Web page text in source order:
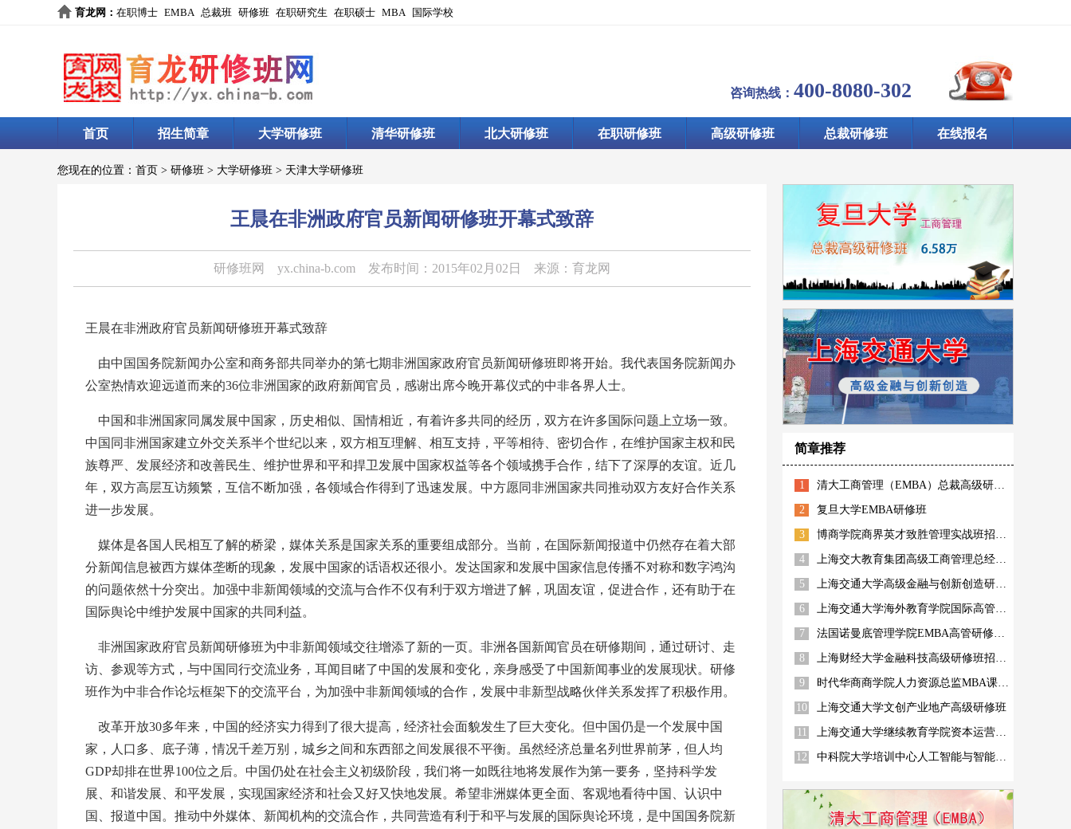
育龙网 ： 在职博士 EMBA 总裁班 研修班 在职研究生 在职硕士 MBA 国际学校
咨询热线： 400-8080-302
首页 招生简章 大学研修班 清华研修班 北大研修班 在职研修班 高级研修班 总裁研修班 在线报名
您现在的位置： 首页 > 研修班 > 大学研修班 > 天津大学研修班
王晨在非洲政府官员新闻研修班开幕式致辞
研修班网 yx.china-b.com 发布时间：2015年02月02日 来源：育龙网
王晨在非洲政府官员新闻研修班开幕式致辞
由中国国务院新闻办公室和商务部共同举办的第七期非洲国家政府官员新闻研修班即将开始。我代表国务院新闻办
公室热情欢迎远道而来的36位非洲国家的政府新闻官员，感谢出席今晚开幕仪式的中非各界人士。
中国和非洲国家同属发展中国家，历史相似、国情相近，有着许多共同的经历，双方在许多国际问题上立场一致。
中国同非洲国家建立外交关系半个世纪以来，双方相互理解、相互支持，平等相待、密切合作，在维护国家主权和民
族尊严、发展经济和改善民生、维护世界和平和捍卫发展中国家权益等各个领域携手合作，结下了深厚的友谊。近几
年，双方高层互访频繁，互信不断加强，各领域合作得到了迅速发展。中方愿同非洲国家共同推动双方友好合作关系
进一步发展。
媒体是各国人民相互了解的桥梁，媒体关系是国家关系的重要组成部分。当前，在国际新闻报道中仍然存在着大部
分新闻信息被西方媒体垄断的现象，发展中国家的话语权还很小。发达国家和发展中国家信息传播不对称和数字鸿沟
的问题依然十分突出。加强中非新闻领域的交流与合作不仅有利于双方增进了解，巩固友谊，促进合作，还有助于在
国际舆论中维护发展中国家的共同利益。
非洲国家政府官员新闻研修班为中非新闻领域交往增添了新的一页。非洲各国新闻官员在研修期间，通过研讨、走
访、参观等方式，与中国同行交流业务，耳闻目睹了中国的发展和变化，亲身感受了中国新闻事业的发展现状。研修
班作为中非合作论坛框架下的交流平台，为加强中非新闻领域的合作，发展中非新型战略伙伴关系发挥了积极作用。
改革开放30多年来，中国的经济实力得到了很大提高，经济社会面貌发生了巨大变化。但中国仍是一个发展中国
家，人口多、底子薄，情况千差万别，城乡之间和东西部之间发展很不平衡。虽然经济总量名列世界前茅，但人均
GDP却排在世界100位之后。中国仍处在社会主义初级阶段，我们将一如既往地将发展作为第一要务，坚持科学发
展、和谐发展、和平发展，实现国家经济和社会又好又快地发展。希望非洲媒体更全面、客观地看待中国、认识中
国、报道中国。推动中外媒体、新闻机构的交流合作，共同营造有利于和平与发展的国际舆论环境，是中国国务院新
简章推荐
1 清大工商管理（EMBA）总裁高级研修班
2 复旦大学EMBA研修班
3 博商学院商界英才致胜管理实战班招生简章
4 上海交大教育集团高级工商管理总经理高管班招生简章
5 上海交通大学高级金融与创新创造研修班
6 上海交通大学海外教育学院国际高管高级工商管理研修班
7 法国诺曼底管理学院EMBA高管研修上海班
8 上海财经大学金融科技高级研修班招生简章
9 时代华商商学院人力资源总监MBA课程高级研修班
10 上海交通大学文创产业地产高级研修班
11 上海交通大学继续教育学院资本运营高管高级研修班
12 中科院大学培训中心人工智能与智能产业化高级研修班